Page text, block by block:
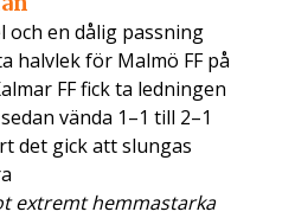
och en dålig passning
halvlek för Malmö FF på
FF fick ta ledningen
vända 1–1 till 2–1
det gick att slungas
extremt hemmastarka